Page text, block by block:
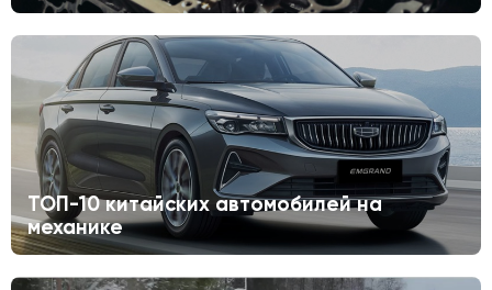
ТОП-10 китайских автомобилей на
механике